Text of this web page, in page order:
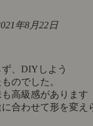
年8月22日
、DIYしよう
のでした。
高級感があります
合わせて形を変え